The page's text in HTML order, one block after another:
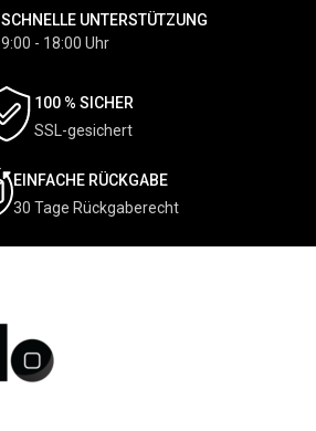
SCHNELLE UNTERSTÜTZUNG
9:00 - 18:00 Uhr
100 % SICHER
SSL-gesichert
EINFACHE RÜCKGABE
30 Tage Rückgaberecht